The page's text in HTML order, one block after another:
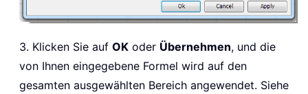
3. Klicken Sie auf OK oder Übernehmen, und die
von Ihnen eingegebene Formel wird auf den
gesamten ausgewählten Bereich angewendet. Siehe